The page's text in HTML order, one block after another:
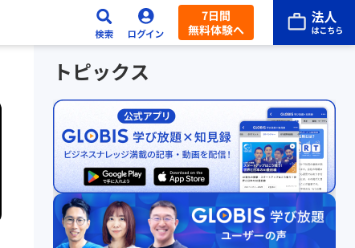
7日間
無料体験へ
トピックス